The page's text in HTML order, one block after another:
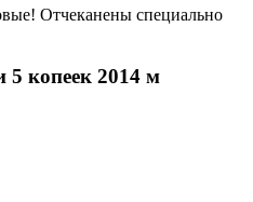
Отчеканены специально
копеек 2014 м